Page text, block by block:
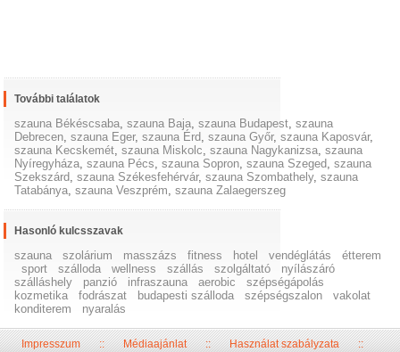
További találatok
szauna Békéscsaba,szauna Baja,szauna Budapest,szauna
Debrecen,szauna Eger,szauna Érd,szauna Győr,szauna Kaposvár,
szauna Kecskemét,szauna Miskolc,szauna Nagykanizsa,szauna
Nyíregyháza,szauna Pécs,szauna Sopron,szauna Szeged,szauna
Szekszárd,szauna Székesfehérvár,szauna Szombathely,szauna
Tatabánya,szauna Veszprém,szauna Zalaegerszeg
Hasonló kulcsszavak
szauna szolárium masszázs fitness hotel vendéglátás
étterem
sport
szálloda wellness szállás szolgáltató
nyílászáró
szálláshely
panzió infraszauna aerobic
szépségápolás
kozmetika
fodrászat budapesti szálloda szépségszalon
vakolat
konditerem
nyaralás
Impresszum::Médiaajánlat::Használat szabályzata::